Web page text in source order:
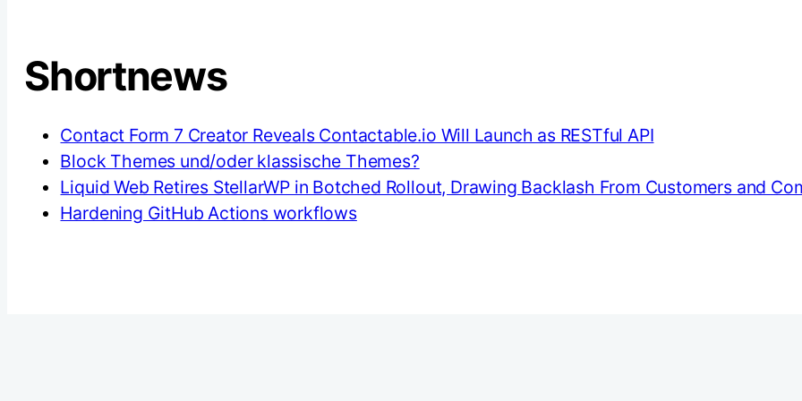
Shortnews
Contact Form 7 Creator Reveals Contactable.io Will Launch as RESTful API
Block Themes und/oder klassische Themes?
Liquid Web Retires StellarWP in Botched Rollout, Drawing Backlash From Customers and
Hardening GitHub Actions workflows